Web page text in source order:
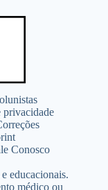
privacidade
Conosco
educacionais.
médico ou